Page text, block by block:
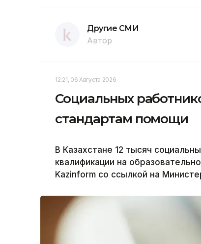
Другие СМИ
Автор
12:21, 06 Августа 2026
Социальных
стандартам помощи
В Казахстане 12 тысяч
квалификации на
Kazinform со ссылкой на